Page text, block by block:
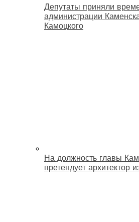
Депутаты приняли
администрации
Камоцкого
На должность главы
претендует архитектор